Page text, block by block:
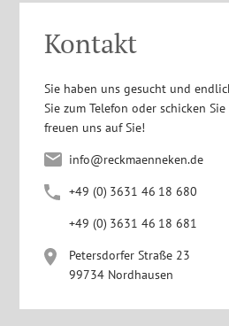
Kontakt
Sie haben uns gesucht und
Sie zum Telefon oder schicken
freuen uns auf Sie!
info@reckmaenneken.de
+49 (0) 3631 46 18 680
+49 (0) 3631 46 18 681
Petersdorfer Straße 23
99734 Nordhausen